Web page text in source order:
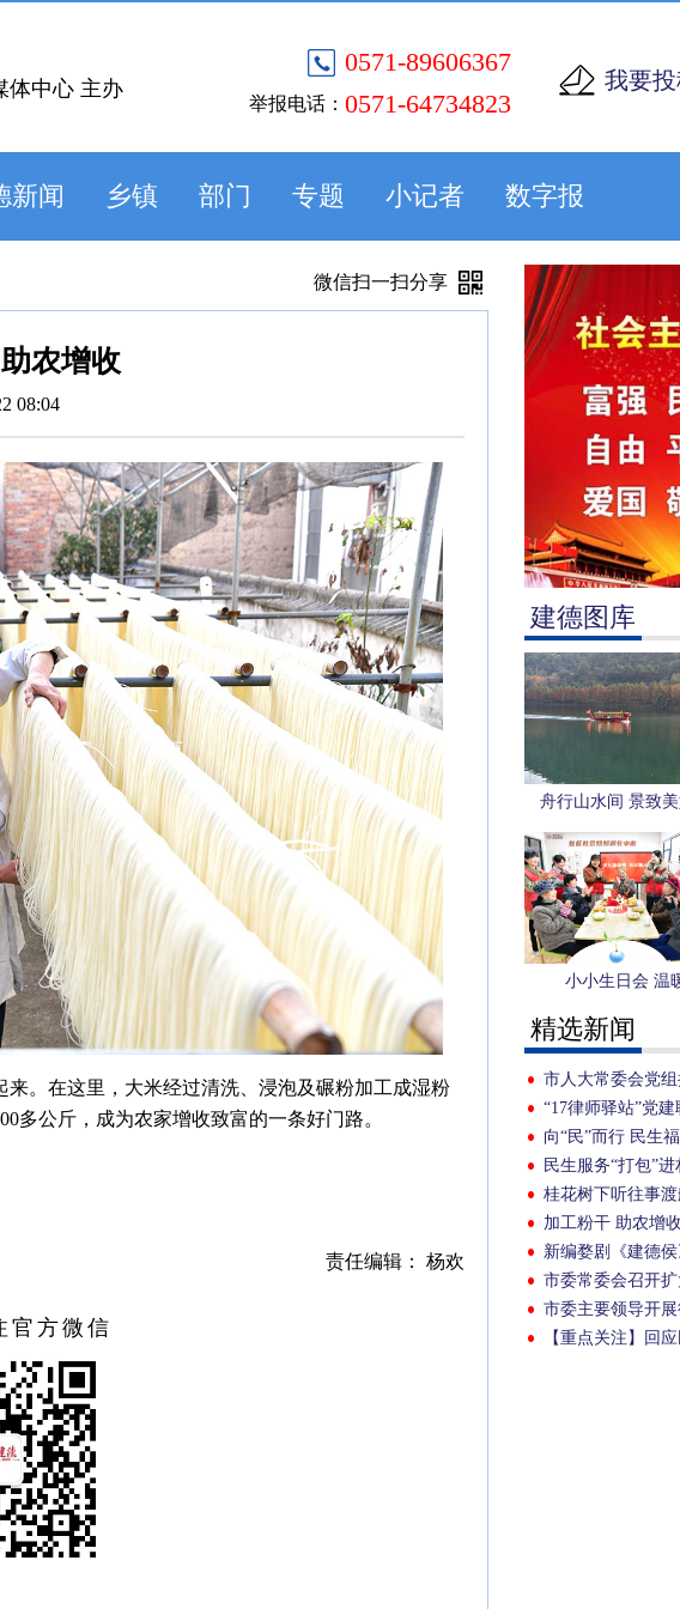
0571-89606367
举报电话： 0571-64734823
我要
体中心 主办
新闻 乡镇 部门 专题 小记者 数字报
建德图库
舟行山水间 景致
小小生日会 温
精选新闻
市人大常委会党
“17律师驿站”党
治根基
向“民”而行 民生
民生服务“打包”
式”套餐
桂花树下听往事
宣讲新形式
加工粉干 助农增收
新编婺剧《建德
重点扶持项目
市委常委会召开
市委十三届十次全
市委主要领导开
【重点关注】回
微信扫一扫分享
农增收
08:04
。在这里，大米经过清洗、浸泡及碾粉加工成湿粉
多公斤，成为农家增收致富的一条好门路。
责任编辑： 杨欢
官方微信